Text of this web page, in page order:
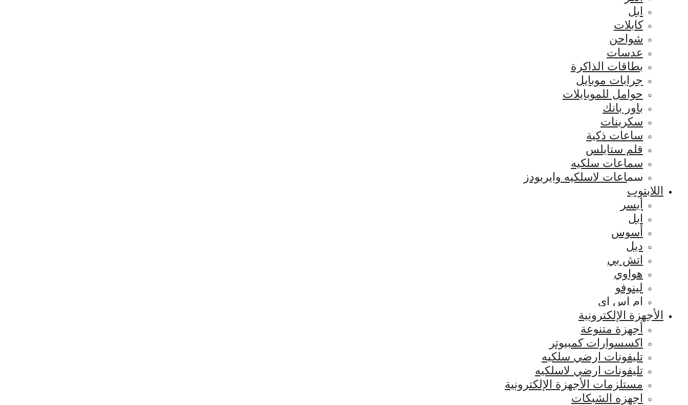
ابل
كابلات
شواحن
عدسات
بطاقات الذاكرة
جرابات موبايل
حوامل للموبايلات
باور بانك
سكرينات
ساعات ذكية
قلم ستايلس
سماعات سلكيه
سماعات لاسلكيه وايربودز
اللابتوب
أيسر
ابل
أسوس
ديل
اتش بي
هواوي
لينوفو
ام اس اي
الأجهزة الإلكترونية
أجهزة متنوعة
اكسسوارات كمبيوتر
تليفونات ارضي سلكيه
تليفونات ارضي لاسلكيه
مستلزمات الأجهزة الإلكترونية
اجهزه الشبكات